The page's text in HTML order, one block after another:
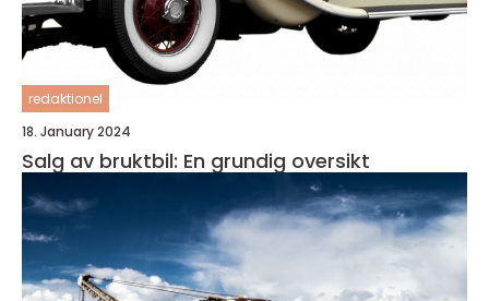
redaktionel
18. January 2024
Salg av bruktbil: En grundig oversikt